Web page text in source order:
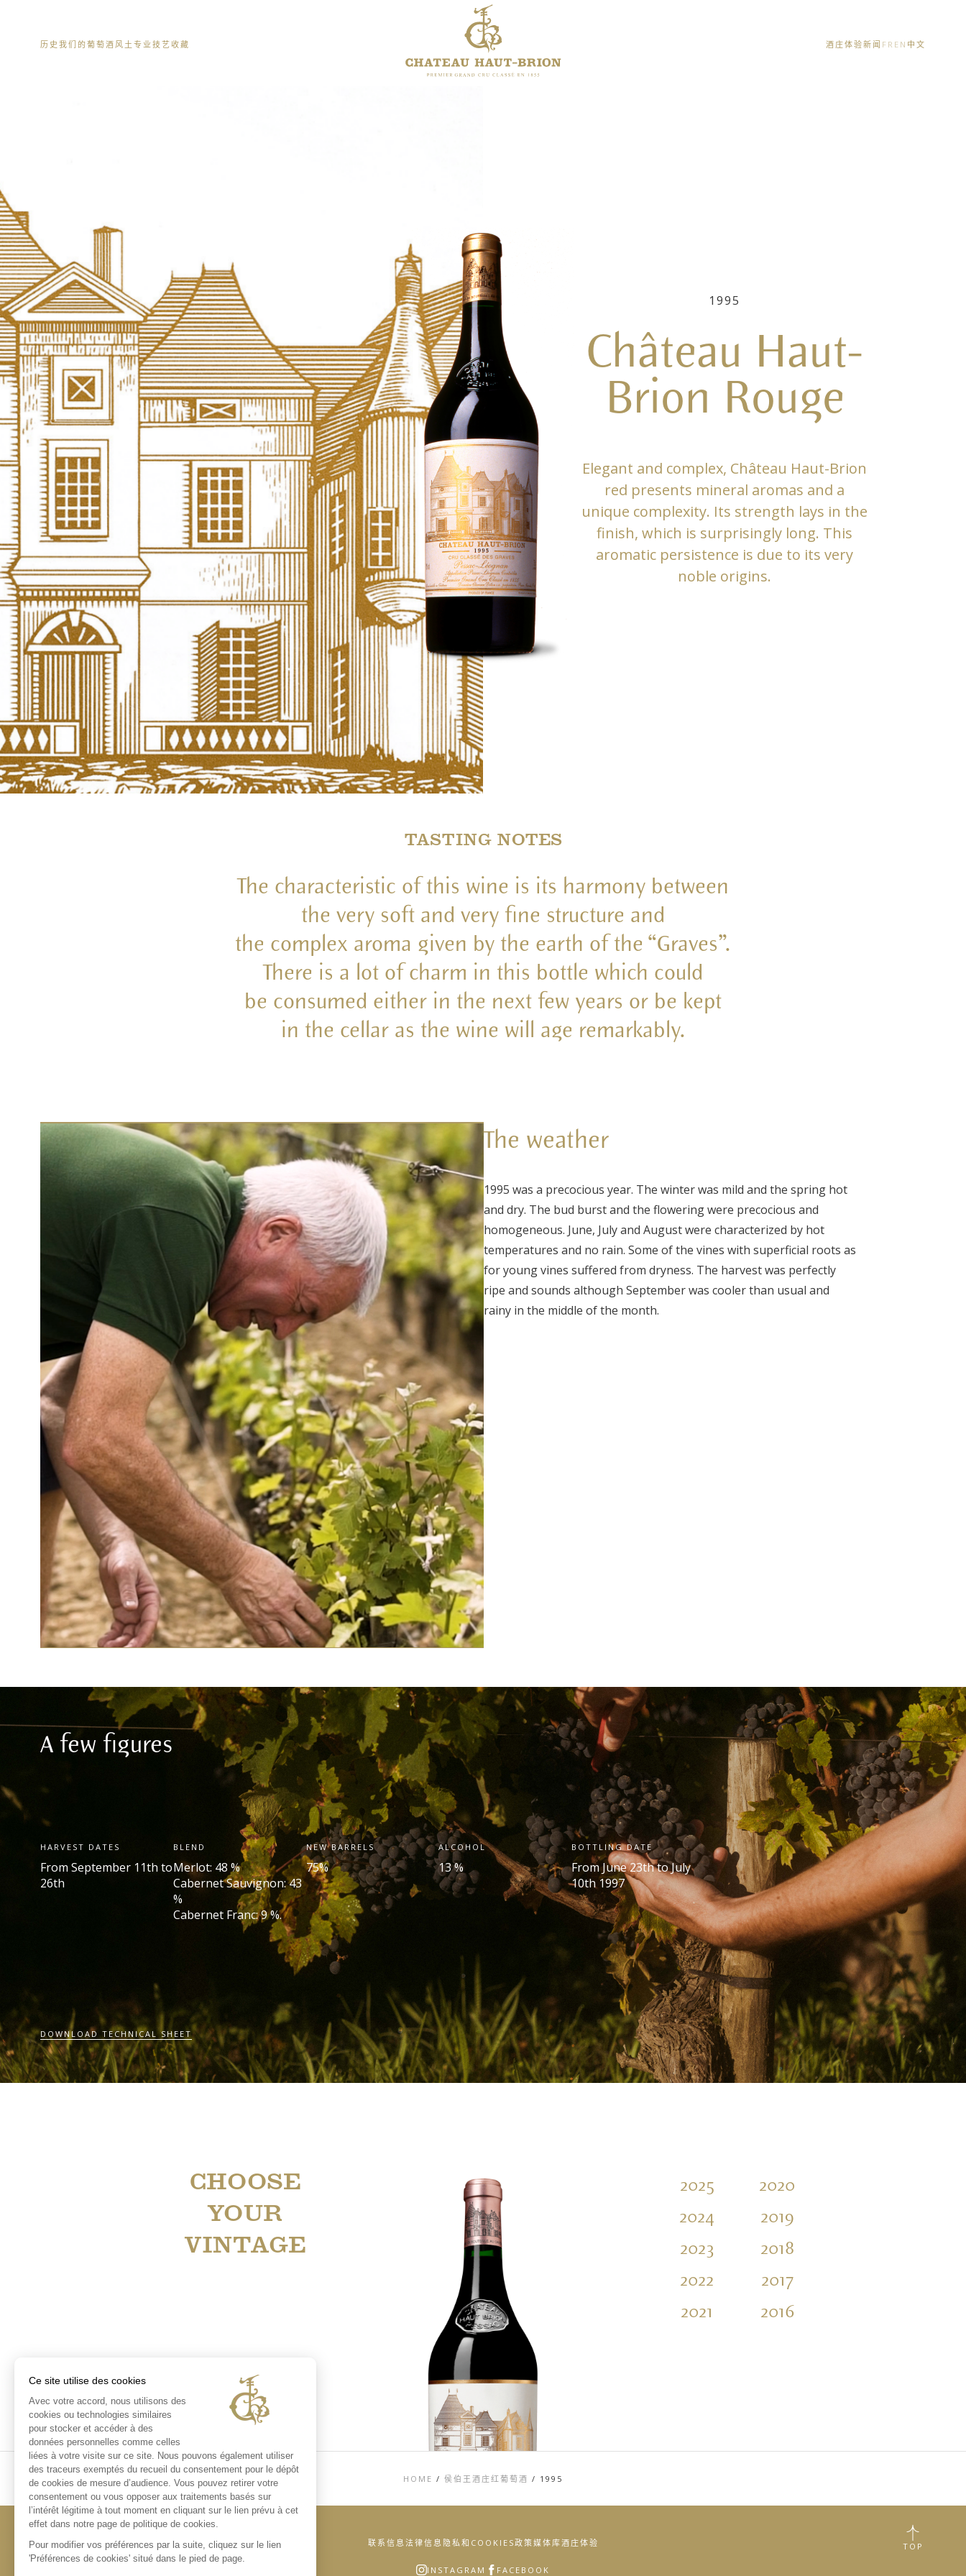
Ce site utilise des cookies
Avec votre accord, nous utilisons des
cookies ou technologies similaires
pour stocker et accéder à des
données personnelles comme celles
liées à votre visite sur ce site. Nous pouvons également utiliser
des traceurs exemptés du recueil du consentement pour le dépôt
de cookies de mesure d’audience. Vous pouvez retirer votre
consentement ou vous opposer aux traitements basés sur
l’intérêt légitime à tout moment en cliquant sur le lien prévu à cet
effet dans notre page de politique de cookies.
Pour modifier vos préférences par la suite, cliquez sur le lien
'Préférences de cookies' situé dans le pied de page.
历史我们的葡萄酒 风土专业技艺 收藏 酒庄体验新闻 FR EN 中文
1995
Château Haut-
Brion Rouge
Elegant and complex, Château Haut-Brion
red presents mineral aromas and a
unique complexity. Its strength lays in the
finish, which is surprisingly long. This
aromatic persistence is due to its very
noble origins.
TASTING NOTES
The characteristic of this wine is its harmony between
the very soft and very fine structure and
the complex aroma given by the earth of the “Graves”.
There is a lot of charm in this bottle which could
be consumed either in the next few years or be kept
in the cellar as the wine will age remarkably.
The weather
1995 was a precocious year. The winter was mild and the spring hot
and dry. The bud burst and the flowering were precocious and
homogeneous. June, July and August were characterized by hot
temperatures and no rain. Some of the vines with superficial roots as
for young vines suffered from dryness. The harvest was perfectly
ripe and sounds although September was cooler than usual and
rainy in the middle of the month.
A few figures
HARVEST DATES
From September 11thto
26th
BLEND
Merlot: 48 %
Cabernet Sauvignon: 43
%
Cabernet Franc: 9 %.
NEW BARRELS
75%
ALCOHOL
13 %
BOTTLING DATE
From June 23thto July
10th1997
DOWNLOAD TECHNICAL SHEET
CHOOSE
YOUR
VINTAGE
2025
2024
2023
2022
2021
2020
2019
2018
2017
2016
HOME / 侯伯王酒庄红葡萄酒 / 1995
联系信息 法律信息 隐私和COOKIES政策媒体库酒庄体验
INSTAGRAM FACEBOOK
TOP